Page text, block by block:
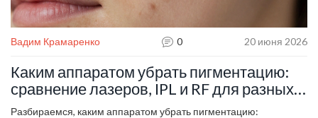
Вадим Крамаренко 0 20 июня 2026
Каким аппаратом убрать пигментацию:
сравнение лазеров, IPL и RF для разных
типов пятен
Разбираемся, каким аппаратом убрать пигментацию: